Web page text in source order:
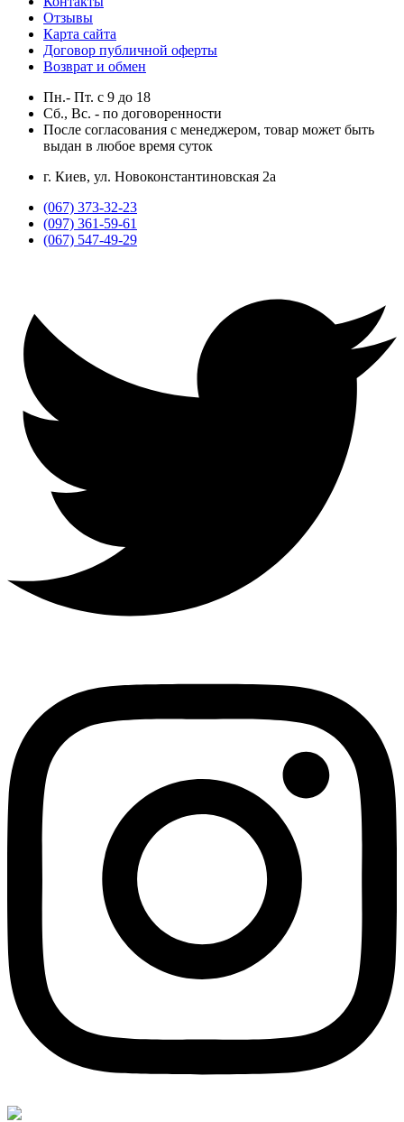
Отзывы
Карта сайта
Договор публичной оферты
Возврат и обмен
Пн.- Пт. с 9 до 18
Сб., Вс. - по договоренности
После согласования с менеджером, товар может быть
выдан в любое время суток
г. Киев, ул. Новоконстантиновская 2а
(067) 373-32-23
(097) 361-59-61
(067) 547-49-29